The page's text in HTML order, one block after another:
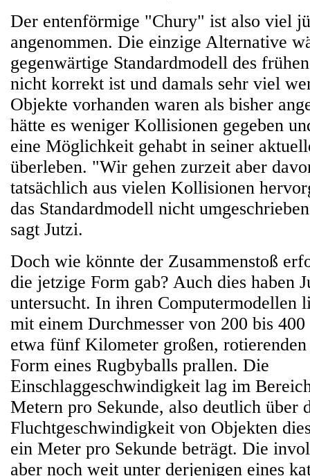
Der entenförmige "Chury" ist also viel
angenommen. Die einzige Alternative
gegenwärtige Standardmodell des
nicht korrekt ist und damals sehr viel
Objekte vorhanden waren als bisher
hätte es weniger Kollisionen gegeben
eine Möglichkeit gehabt in seiner
überleben. "Wir gehen zurzeit aber
tatsächlich aus vielen Kollisionen
das Standardmodell nicht
sagt Jutzi.
Doch wie könnte der Zusammenstoß
die jetzige Form gab? Auch dies haben
untersucht. In ihren Computermodellen
mit einem Durchmesser von 200 bis
etwa fünf Kilometer großen,
Form eines Rugbyballs prallen. Die
Einschlaggeschwindigkeit lag im
Metern pro Sekunde, also deutlich über
Fluchtgeschwindigkeit von Objekten
ein Meter pro Sekunde beträgt. Die
aber noch weit unter derjenigen eines